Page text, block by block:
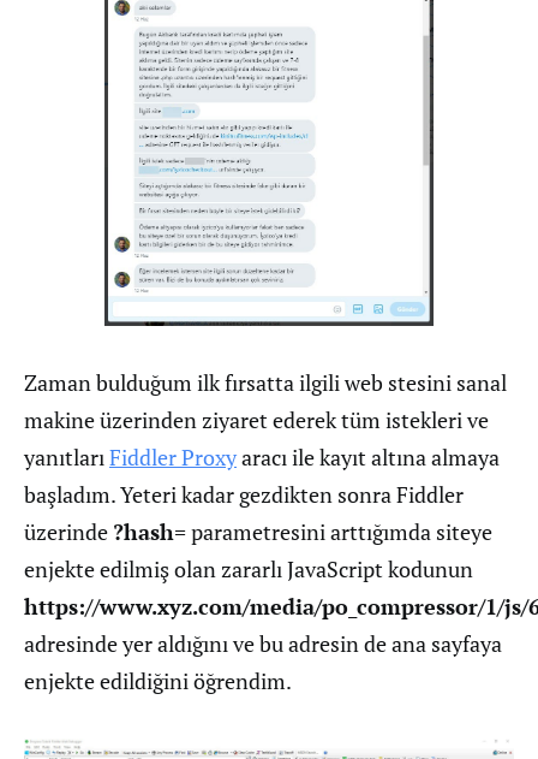
Zaman bulduğum ilk fırsatta ilgili web stesini sanal
makine üzerinden ziyaret ederek tüm istekleri ve
yanıtlarıFiddler Proxyaracı ile kayıt altına almaya
başladım. Yeteri kadar gezdikten sonra Fiddler
üzerinde ?hash=parametresini arttığımda siteye
enjekte edilmiş olan zararlı JavaScript kodunun
https://www.xyz.com/media/po_compressor/1/js/
adresinde yer aldığını ve bu adresin de ana sayfaya
enjekte edildiğini öğrendim.